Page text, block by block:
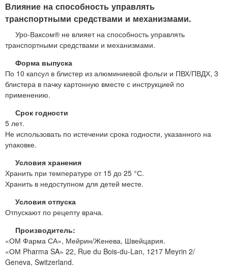
Влияние на способность управлять
транспортными средствами и механизмами.
Уро-Ваксом® не влияет на способность управлять
транспортными средствами и механизмами.
Форма выпуска
По 10 капсул в блистер из алюминиевой фольги и ПВХ/ПВДХ, 3
блистера в пачку картонную вместе с инструкцией по
применению.
Срок годности
5 лет.
Не использовать по истечении срока годности, указанного на
упаковке.
Условия хранения
Хранить при температуре от 15 до 25 °С.
Хранить в недоступном для детей месте.
Условия отпуска
Отпускают по рецепту врача.
Производитель:
«ОМ Фарма СА», Мейрин/Женева, Швейцария.
«ОМ Pharma SA» 22, Rue du Bois-du-Lan, 1217 Meyrin 2/
Geneva, Switzerland.